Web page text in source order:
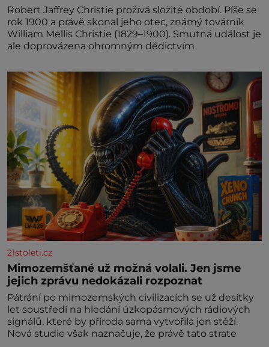
Robert Jaffrey Christie prožívá složité období. Píše se
rok 1900 a právě skonal jeho otec, známý továrník
William Mellis Christie (1829–1900). Smutná událost je
ale doprovázena ohromným dědictvím
21stoleti.cz
Mimozemšťané už možná volali. Jen jsme
jejich zprávu nedokázali rozpoznat
Pátrání po mimozemských civilizacích se už desítky
let soustředí na hledání úzkopásmových rádiových
signálů, které by příroda sama vytvořila jen stěží.
Nová studie však naznačuje, že právě tato strate